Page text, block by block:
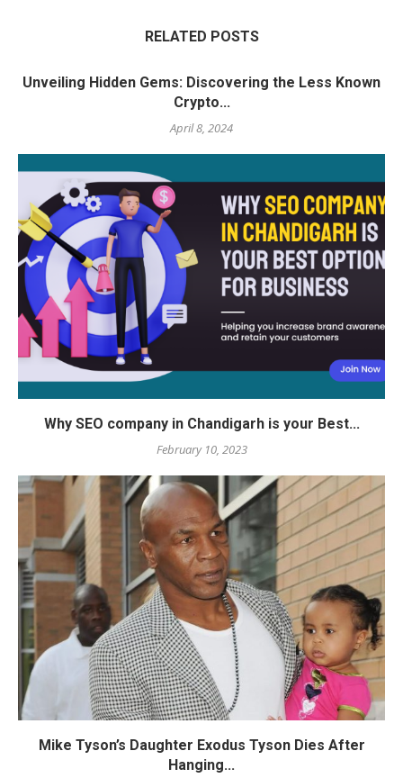
RELATED POSTS
Unveiling Hidden Gems: Discovering the Less Known
Crypto...
April 8, 2024
Why SEO company in Chandigarh is your Best...
February 10, 2023
Mike Tyson’s Daughter Exodus Tyson Dies After
Hanging...